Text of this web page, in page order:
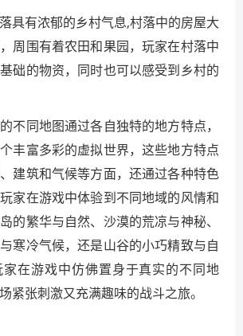
具有浓郁的乡村气息,村落中的房屋大
周围有着农田和果园，玩家在村落中
础的物资，同时也可以感受到乡村的
不同地图通过各自独特的地方特点，
丰富多彩的虚拟世界，这些地方特点
建筑和气候等方面，还通过各种特色
家在游戏中体验到不同地域的风情和
的繁华与自然、沙漠的荒凉与神秘、
寒冷气候，还是山谷的小巧精致与自
在游戏中仿佛置身于真实的不同地
紧张刺激又充满趣味的战斗之旅。